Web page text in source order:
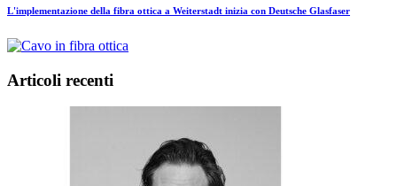
L'implementazione della fibra ottica a Weiterstadt inizia con Deutsche Glasfaser
Articoli recenti